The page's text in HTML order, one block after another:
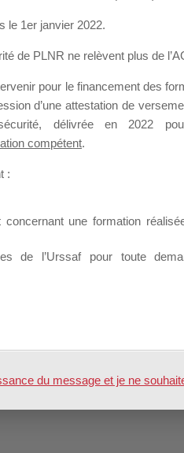
Participants
de l’AGEFICE
2 6
le 1er janvier 2022.
de PLNR ne relèvent plus de
pour le financement des
d’une attestation de
délivrée en 2022
compétent.
:
une formation
de l’Urssaf pour toute
du message et je ne